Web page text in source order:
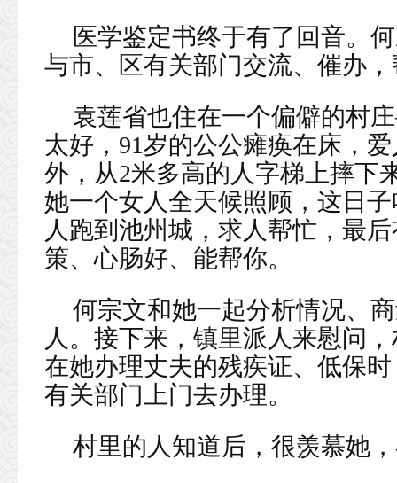
医学鉴定书终于有了回音。
与市、区有关部门交流、催办
袁莲省也住在一个偏僻的
太好，91岁的公公瘫痪在床，
外，从2米多高的人字梯上摔下
她一个女人全天候照顾，这日
人跑到池州城，求人帮忙，最
策、心肠好、能帮你。
何宗文和她一起分析情况、
人。接下来，镇里派人来慰问
在她办理丈夫的残疾证、低保
有关部门上门去办理。
村里的人知道后，很羡慕她